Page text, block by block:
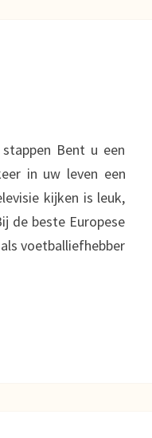
Bent u een
in uw leven een
kijken is leuk,
de beste Europese
voetballiefhebber